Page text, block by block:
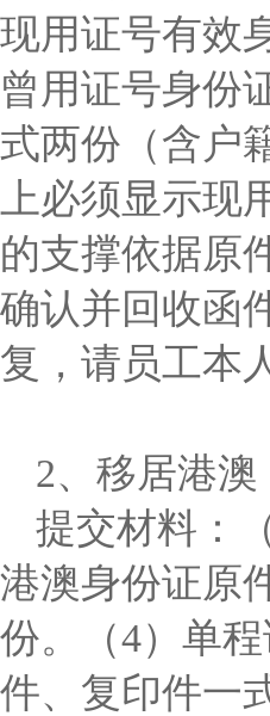
现用证号有效
曾用证号身份
式两份（含户
上必须显示
的支撑依据原
确认并回收函
复，请员工本
2、移居港
提交材料：
港澳身份证原
份。（4）单
件、复印件一